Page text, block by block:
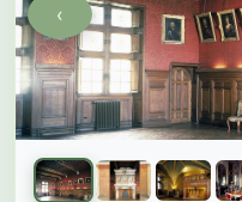
Galerie du château
‹